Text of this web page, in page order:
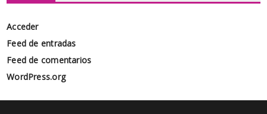
Acceder
Feed de entradas
Feed de comentarios
WordPress.org